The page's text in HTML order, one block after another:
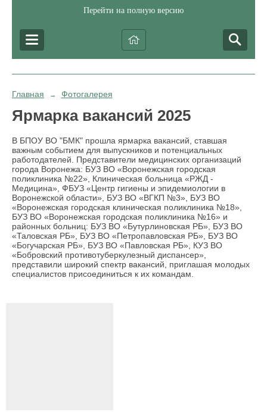
Перейти на полную версию
Главная → Фотогалерея
Ярмарка вакансий 2025
В БПОУ ВО "БМК" прошла ярмарка вакансий, ставшая
важным событием для выпускников и потенциальных
работодателей. Представители медицинских организаций
города Воронежа: БУЗ ВО «Воронежская городская
поликлиника №22», Клиническая больница «РЖД -
Медицина», ФБУЗ «Центр гигиены и эпидемиологии в
Воронежской области», БУЗ ВО «ВГКП №3», БУЗ ВО
«Воронежская городская клиническая поликлиника №18»,
БУЗ ВО «Воронежская городская поликлиника №16» и
районных больниц: БУЗ ВО «Бутурлиновская РБ», БУЗ ВО
«Таловская РБ», БУЗ ВО «Петропавловская РБ», БУЗ ВО
«Богучарская РБ», БУЗ ВО «Павловская РБ», КУЗ ВО
«Бобровский противотуберкулезный диспансер»,
представили широкий спектр вакансий, приглашая молодых
специалистов присоединиться к их командам.